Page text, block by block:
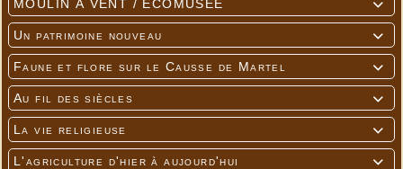

MOULIN À VENT / ÉCOMUSÉE

Un patrimoine nouveau

Faune et flore sur le Causse de Martel

Au fil des siècles

La vie religieuse

L'agriculture d'hier à aujourd'hui